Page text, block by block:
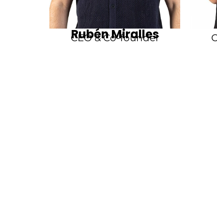
Rubén Miralles
CEO & Co-founder